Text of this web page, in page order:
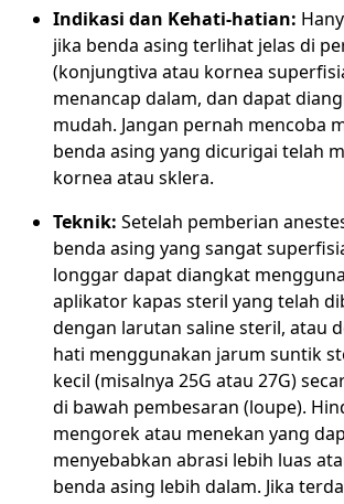
Indikasi dan Kehati-hatian:
jika benda asing terlihat jelas di
(konjungtiva atau kornea
menancap dalam, dan dapat
mudah. Jangan pernah mencoba
benda asing yang dicurigai telah
kornea atau sklera.
Teknik: Setelah pemberian
benda asing yang sangat
longgar dapat diangkat
aplikator kapas steril yang telah
dengan larutan saline steril, atau
hati menggunakan jarum suntik
kecil (misalnya 25G atau 27G)
di bawah pembesaran (loupe).
mengorek atau menekan yang
menyebabkan abrasi lebih luas
benda asing lebih dalam. Jika